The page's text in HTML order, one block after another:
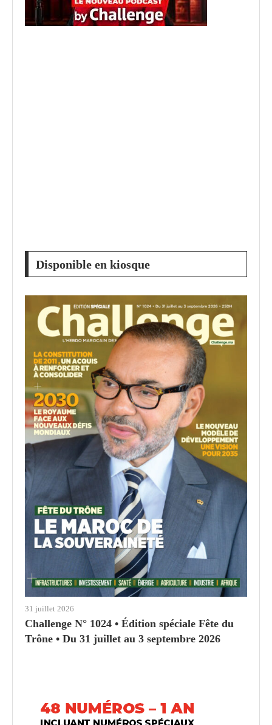
Disponible en kiosque
31 juillet 2026
Challenge N° 1024 • Édition spéciale Fête du
Trône • Du 31 juillet au 3 septembre 2026